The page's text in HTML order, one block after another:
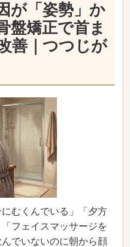
が「姿勢」か
盤矯正で首ま
善｜つつじが
にむくんでいる」「夕方
フェイスマッサージを
でいないのに朝から顔